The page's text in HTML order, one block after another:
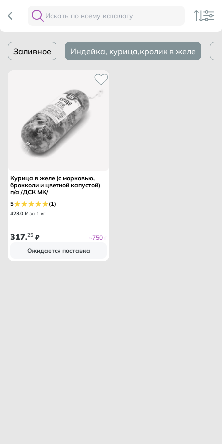
Заливное Индейка, курица,кролик в желе
Курица в желе (с морковью,
брокколи и цветной капустой)
п/а /ДСК МК/
5 (1)
423.0 ₽ за 1 кг
317.25 ₽
~750 г
Ожидается поставка